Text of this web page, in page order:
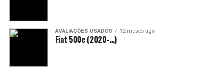
AVALIAÇÕES USADOS 12 meses ago
Fiat 500e (2020-…)